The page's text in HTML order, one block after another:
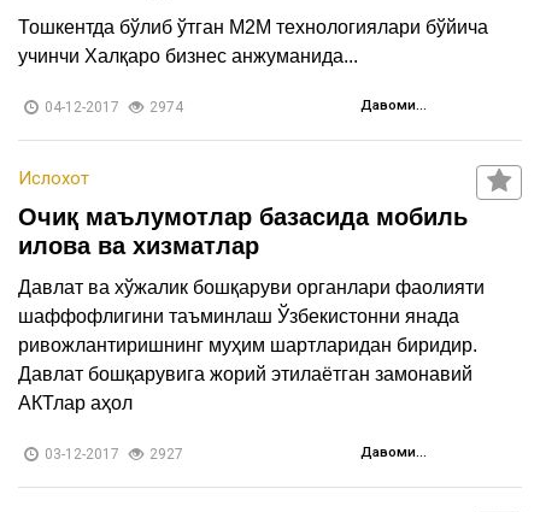
Тошкентда бўлиб ўтган М2М технологиялари бўйича
учинчи Халқаро бизнес анжуманида...
04-12-2017 2974 Давоми...
Ислохот
Очиқ маълумотлар базасида мобиль
илова ва хизматлар
Давлат ва хўжалик бошқаруви органлари фаолияти
шаффофлигини таъминлаш Ўзбекистонни янада
ривожлантиришнинг муҳим шартларидан биридир.
Давлат бошқарувига жорий этилаётган замонавий
АКТлар аҳол
03-12-2017 2927 Давоми...